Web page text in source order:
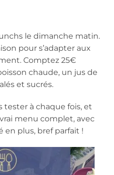
le dimanche matin.
pour s’adapter aux
Comptez 25€
chaude, un jus de
et sucrés.
tester à chaque fois, et
vrai menu complet, avec
en plus, bref parfait !